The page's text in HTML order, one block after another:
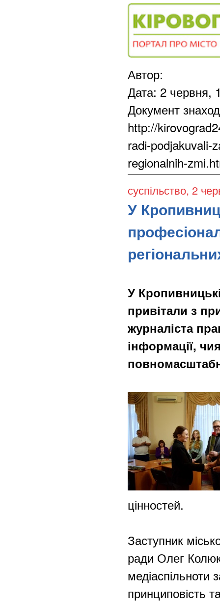
Автор:
Дата: 2 червня,
Документ
http://
radi-podjakuvali-
regionalnih-
суспільство, 2
У
У
привітали з
журналіста
інформації,
цінностей.
Заступник
ради Олег
медіаспільноти
принциповість